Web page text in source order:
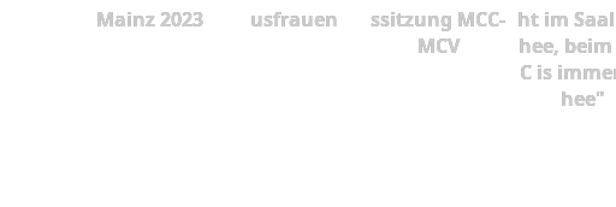
Mainz 2023
usfrauen
ssitzung MCC-
MCV
ht im Saal
hee, beim
C is
hee"